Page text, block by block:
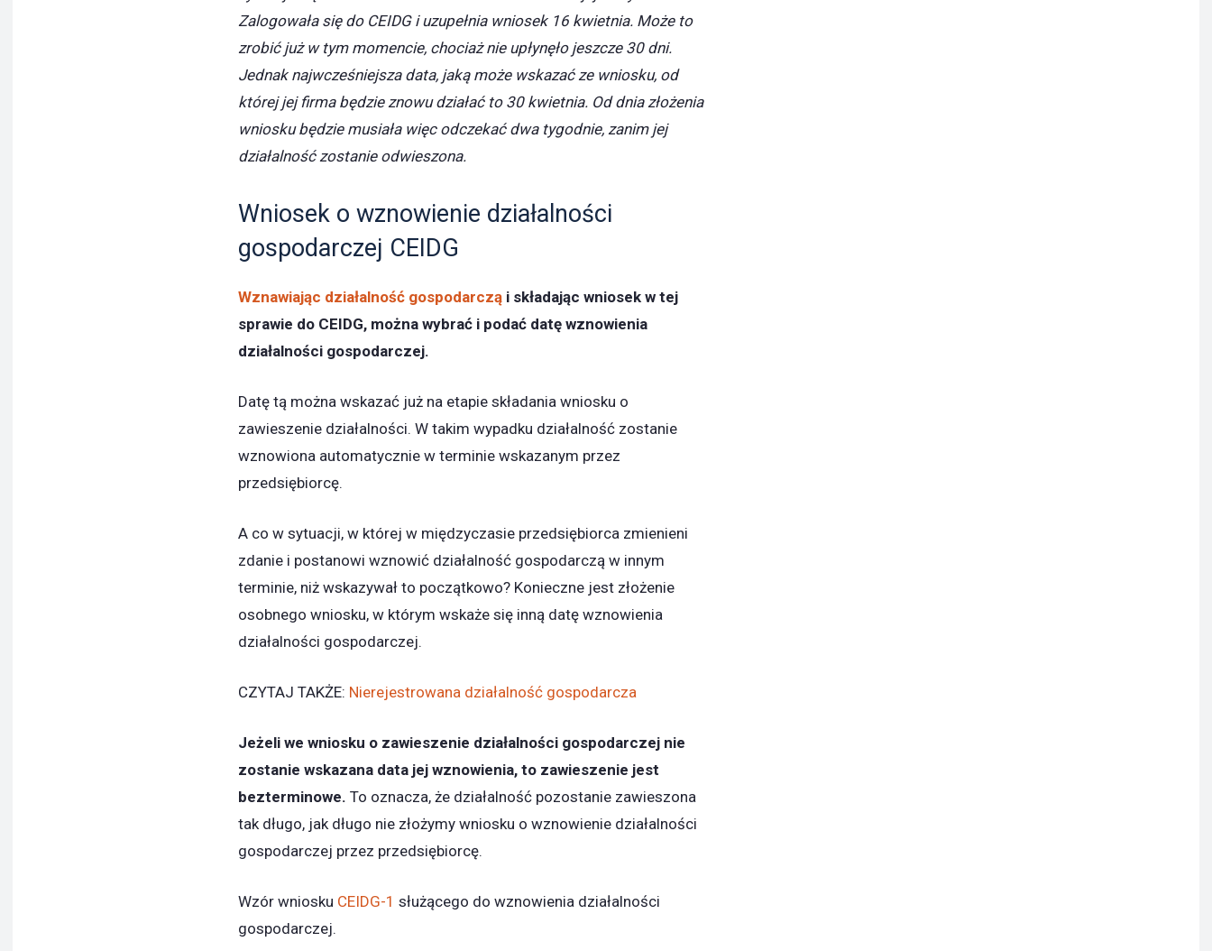
Zalogowała się do CEIDG i uzupełnia wniosek 16 kwietnia. Może to
zrobić już w tym momencie, chociaż nie upłynęło jeszcze 30 dni.
Jednak najwcześniejsza data, jaką może wskazać ze wniosku, od
której jej firma będzie znowu działać to 30 kwietnia. Od dnia złożenia
wniosku będzie musiała więc odczekać dwa tygodnie, zanim jej
działalność zostanie odwieszona.
Wniosek o wznowienie działalności
gospodarczej CEIDG
Wznawiając działalność gospodarczą i składając wniosek w tej
sprawie do CEIDG, można wybrać i podać datę wznowienia
działalności gospodarczej.
Datę tą można wskazać już na etapie składania wniosku o
zawieszenie działalności. W takim wypadku działalność zostanie
wznowiona automatycznie w terminie wskazanym przez
przedsiębiorcę.
A co w sytuacji, w której w międzyczasie przedsiębiorca zmienieni
zdanie i postanowi wznowić działalność gospodarczą w innym
terminie, niż wskazywał to początkowo? Konieczne jest złożenie
osobnego wniosku, w którym wskaże się inną datę wznowienia
działalności gospodarczej.
CZYTAJ TAKŻE: Nierejestrowana działalność gospodarcza
Jeżeli we wniosku o zawieszenie działalności gospodarczej nie
zostanie wskazana data jej wznowienia, to zawieszenie jest
bezterminowe. To oznacza, że działalność pozostanie zawieszona
tak długo, jak długo nie złożymy wniosku o wznowienie działalności
gospodarczej przez przedsiębiorcę.
Wzór wniosku CEIDG-1 służącego do wznowienia działalności
gospodarczej.